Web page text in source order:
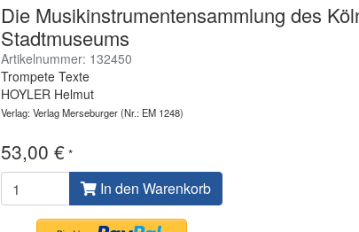
Die Musikinstrumentensammlung des
Stadtmuseums
Artikelnummer: 132450
Trompete Texte
HOYLER Helmut
Verlag: Verlag Merseburger(Nr.: EM 1248)
53,00 € *
In den Warenkorb